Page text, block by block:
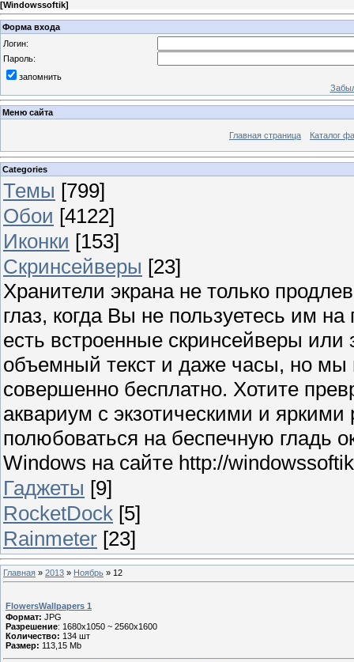
[Windowssoftik]
Форма входа
Логин:
Пароль:
запомнить
Меню сайта
Главная страница Каталог
Categories
Темы [799]
Обои [4122]
Иконки [153]
Скринсейверы [23]
Хранители экрана не только
глаз, когда Вы не пользуетесь им
есть встроенные скринсейверы или
объемный текст и даже часы, но мы
совершенно бесплатно. Хотите
аквариум с экзотическими и
полюбоваться на беспечную гладь
Windows на сайте http://
Гаджеты [9]
RocketDock [5]
Rainmeter [23]
Главная » 2013 » Ноябрь » 12
FlowersWallpapers 1
Формат: JPG
Разрешение: 1680x1050 ~ 2560x1600
Количество: 134 шт
Размер: 113,15 Mb